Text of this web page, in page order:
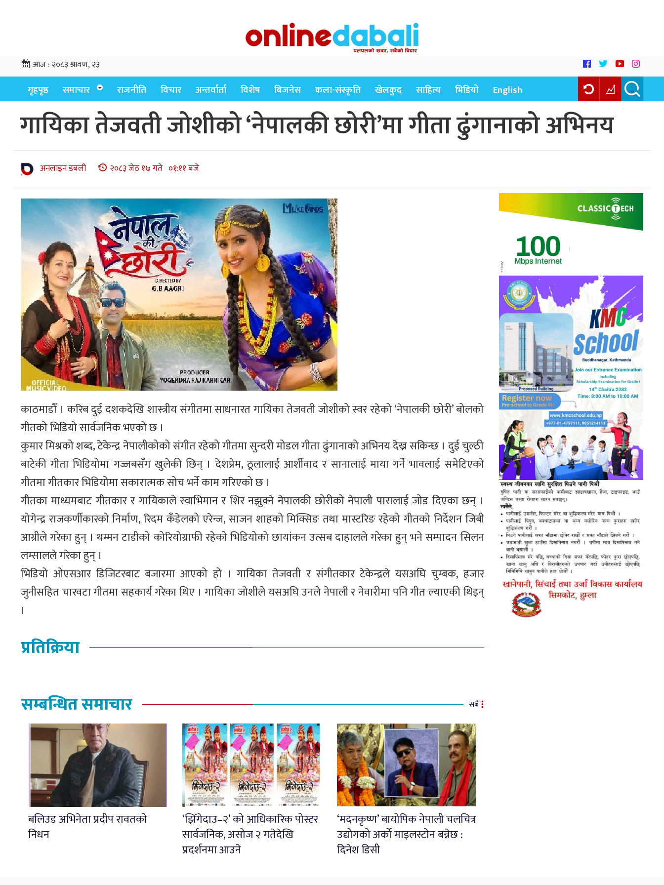
आज :२०८३ श्रावण, २३
गृहपृष्ठ समाचार राजनीति विचार अन्तर्वार्ता विशेष बिजनेस कला-संस्कृति खेलकुद साहित्य भिडियो English
गायिका तेजवती जोशीको ‘नेपालकी छोरी’मा गीता ढुंगानाको अभिनय
अनलाइन डबली २०८३ जेठ १७ गते ०१:११ बजे
काठमाडौँ । करिब दुई दशकदेखि शास्त्रीय संगीतमा साधनारत गायिका तेजवती जोशीको स्वर रहेको ‘नेपालकी छोरी’ बोलको
गीतको भिडियो सार्वजनिक भएको छ ।
कुमार मिश्रको शब्द, टेकेन्द्र नेपालीकोको संगीत रहेको गीतमा सुन्दरी मोडल गीता ढुंगानाको अभिनय देख्न सकिन्छ । दुई चुल्ठी
बाटेकी गीता भिडियोमा गज्जबसँग खुलेकी छिन् । देशप्रेम, ठूलालाई आर्शीवाद र सानालाई माया गर्ने भावलाई समेटिएको
गीतमा गीतकार भिडियोमा सकारात्मक सोच भर्ने काम गरिएको छ ।
गीतका माध्यमबाट गीतकार र गायिकाले स्वाभिमान र शिर नझुक्ने नेपालकी छोरीको नेपाली पारालाई जोड दिएका छन् ।
योगेन्द्र राजकर्णीकारको निर्माण, रिदम कँडेलको एरेन्ज, साजन शाहको मिक्सिङ तथा मास्टरिङ रहेको गीतको निर्देशन जिबी
आग्रीले गरेका हुन् । थम्मन टाडीको कोरियोग्राफी रहेको भिडियोको छायांकन उत्सब दाहालले गरेका हुन् भने सम्पादन सिलन
लम्सालले गरेका हुन् ।
भिडियो ओएसआर डिजिटरबाट बजारमा आएको हो । गायिका तेजवती र संगीतकार टेकेन्द्रले यसअघि चुम्बक, हजार
जुनीसहित चारवटा गीतमा सहकार्य गरेका थिए । गायिका जोशीले यसअघि उनले नेपाली र नेवारीमा पनि गीत ल्याएकी थिइन्
।
प्रतिक्रिया
सम्बन्धित समाचार सबै
बलिउड अभिनेता प्रदीप रावतको
निधन
‘झिँगेदाउ–२’ को आधिकारिक पोस्टर
सार्वजनिक, असोज २ गतेदेखि
प्रदर्शनमा आउने
‘मदनकृष्ण’ बायोपिक नेपाली चलचित्र
उद्योगको अर्को माइलस्टोन बन्नेछ :
दिनेश डिसी